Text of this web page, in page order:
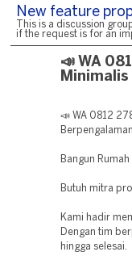
New feature
This is a discussion
if the request is for an
📣 WA
📣 WA 0812
Bangun
Butuh mitra
Kami hadir
Dengan tim
hingga selesai.